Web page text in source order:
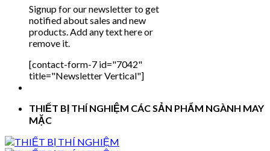
Signup for our newsletter to get
notified about sales and new
products. Add any text here or
remove it.
[contact-form-7 id="7042"
title="Newsletter Vertical"]
THIẾT BỊ THÍ NGHIỆM CÁC SẢN PHẨM NGÀNH MAY
MẶC